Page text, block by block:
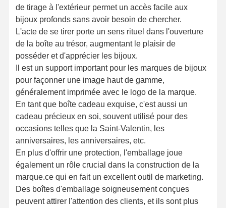
de tirage à l'extérieur permet un accès facile aux
bijoux profonds sans avoir besoin de chercher.
L'acte de se tirer porte un sens rituel dans l'ouverture
de la boîte au trésor, augmentant le plaisir de
posséder et d'apprécier les bijoux.
Il est un support important pour les marques de bijoux
pour façonner une image haut de gamme,
généralement imprimée avec le logo de la marque.
En tant que boîte cadeau exquise, c'est aussi un
cadeau précieux en soi, souvent utilisé pour des
occasions telles que la Saint-Valentin, les
anniversaires, les anniversaires, etc.
En plus d'offrir une protection, l'emballage joue
également un rôle crucial dans la construction de la
marque.ce qui en fait un excellent outil de marketing.
Des boîtes d'emballage soigneusement conçues
peuvent attirer l'attention des clients, et ils sont plus